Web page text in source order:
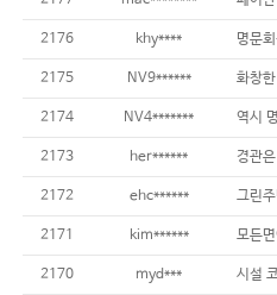
2176 khy****
2175 NV9******
2174 NV4*******
2173 her******
2172 ehc******
2171 kim******
2170 myd***